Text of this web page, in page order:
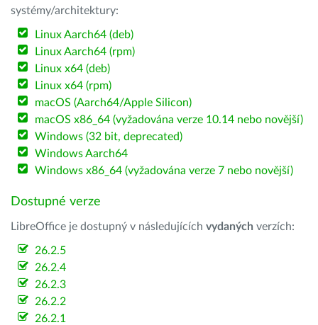
systémy/architektury:
Linux Aarch64 (deb)
Linux Aarch64 (rpm)
Linux x64 (deb)
Linux x64 (rpm)
macOS (Aarch64/Apple Silicon)
macOS x86_64 (vyžadována verze 10.14 nebo novější)
Windows (32 bit, deprecated)
Windows Aarch64
Windows x86_64 (vyžadována verze 7 nebo novější)
Dostupné verze
LibreOffice je dostupný v následujících vydaných verzích:
26.2.5
26.2.4
26.2.3
26.2.2
26.2.1